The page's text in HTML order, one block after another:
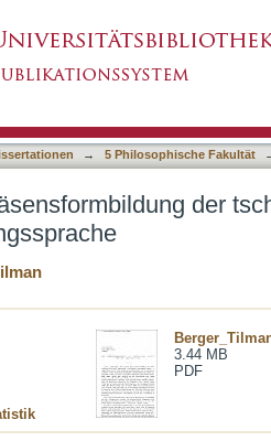
→ 5 Philosophische Fakultät
der
3.44 MB
PDF